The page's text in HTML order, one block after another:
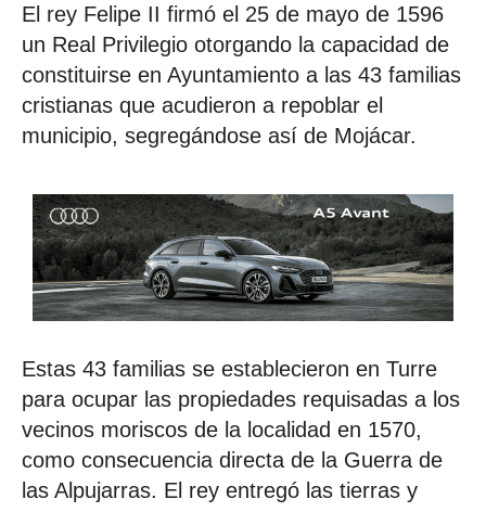
El rey Felipe II firmó el 25 de mayo de 1596
un Real Privilegio otorgando la capacidad de
constituirse en Ayuntamiento a las 43 familias
cristianas que acudieron a repoblar el
municipio, segregándose así de Mojácar.
Estas 43 familias se establecieron en Turre
para ocupar las propiedades requisadas a los
vecinos moriscos de la localidad en 1570,
como consecuencia directa de la Guerra de
las Alpujarras. El rey entregó las tierras y